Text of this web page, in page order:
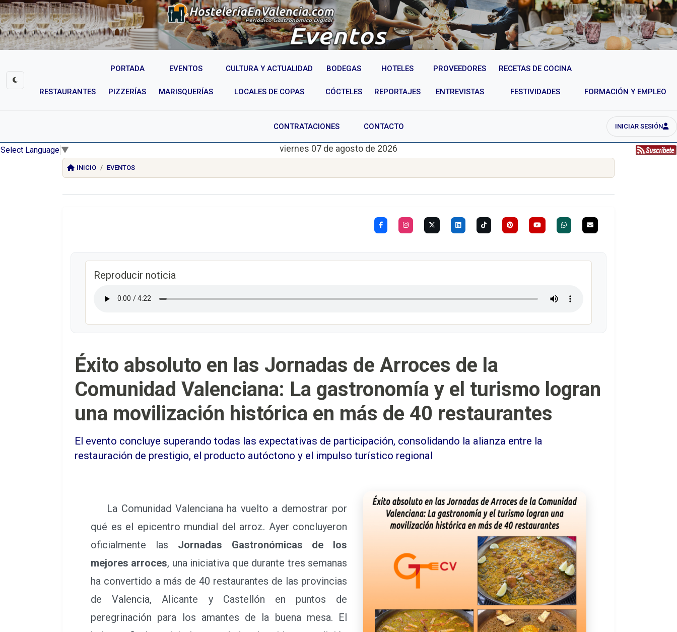
PORTADA EVENTOS CULTURA Y ACTUALIDAD BODEGAS HOTELES PROVEEDORES RECETAS DE COCINA
RESTAURANTES PIZZERÍAS MARISQUERÍAS LOCALES DE COPAS CÓCTELES REPORTAJES ENTREVISTAS FESTIVIDADES FORMACIÓN Y EMPLEO
CONTRATACIONES CONTACTO INICIAR SESIÓN
Select Language ▼ viernes 07 de agosto de 2026
INICIO EVENTOS
Reproducir noticia
Éxito absoluto en las Jornadas de Arroces de la
Comunidad Valenciana: La gastronomía y el turismo logran
una movilización histórica en más de 40 restaurantes
El evento concluye superando todas las expectativas de participación, consolidando la alianza entre la
restauración de prestigio, el producto autóctono y el impulso turístico regional
La Comunidad Valenciana ha vuelto a demostrar por
qué es el epicentro mundial del arroz. Ayer concluyeron
oficialmente las Jornadas Gastronómicas de los
mejores arroces, una iniciativa que durante tres semanas
ha convertido a más de 40 restaurantes de las provincias
de Valencia, Alicante y Castellón en puntos de
peregrinación para los amantes de la buena mesa. El